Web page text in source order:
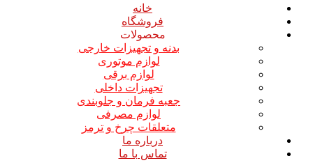
خانه
فروشگاه
محصولات
بدنه و تجهیزات خارجی
لوازم موتوری
لوازم برقی
تجهیزات داخلی
جعبه فرمان و جلوبندی
لوازم مصرفی
متعلقات چرخ و ترمز
درباره ما
تماس با ما